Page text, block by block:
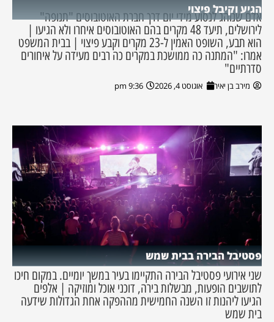
הגיע וקיבל פיצוי
אדם שנוהג לנסוע מידי יום דרך חברת האוטובוסים "תנופה"
לירושלים, תיעד 48 מקרים בהם האוטובוסים איחרו ולא הגיעו |
הוא תבע, השופט האמין ל-23 מקרים וקבע פיצוי | בבית המשפט
אמרו: "המתנה כה ממושכת במקרים כה רבים מעידה על איחורים
סדרתיים"
מירב בן יאיר אוגוסט 4, 2026 9:36 pm
פסטיבל הבירה בבית שמש
שני אירועי פסטיבל הבירה התקיימו בעיר במשך יומיים. במקום חיכו
לתושבים הופעות, מבשלות בירה, דוכני אוכל ומוזיקה | אלפים
הגיעו ליהנות זו השנה החמישית מההפקה אחת הגדולות שידעה
בית שמש